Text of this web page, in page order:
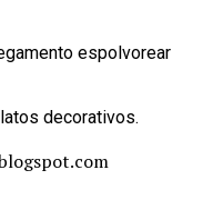
espolvorear
decorativos.